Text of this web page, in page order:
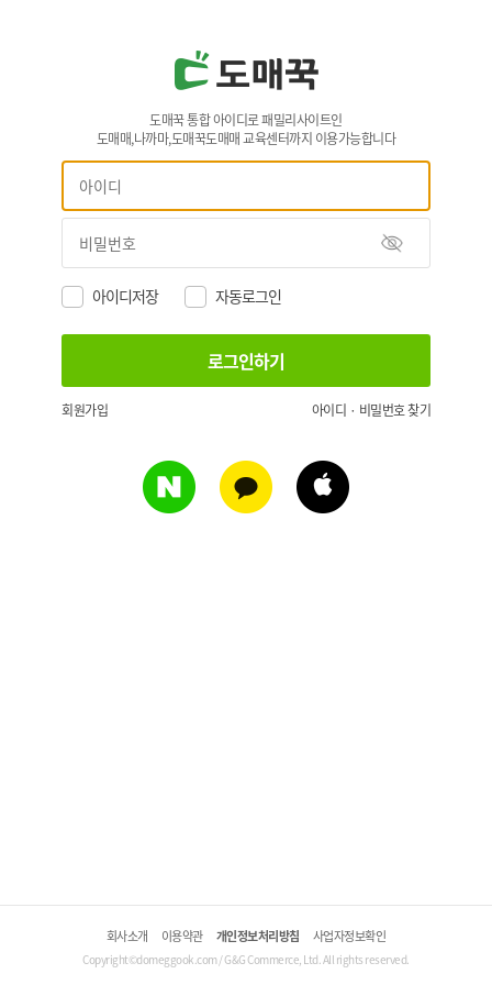
도매꾹 통합 아이디로 패밀리사이트인
도매매,나까마,도매꾹도매매 교육센터까지 이용가능합니다
아이디저장 자동로그인
회원가입 아이디 · 비밀번호 찾기
회사소개 이용약관 개인정보처리방침 사업자정보확인
Copyright©domeggook.com / G&G Commerce, Ltd. All rights reserved.